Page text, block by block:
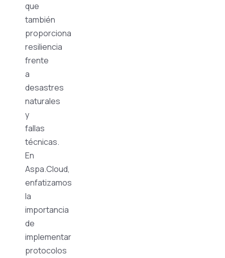
que
también
proporciona
resiliencia
frente
a
desastres
naturales
y
fallas
técnicas.
En
Aspa.Cloud,
enfatizamos
la
importancia
de
implementar
protocolos